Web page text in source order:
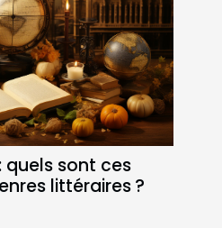
quels sont ces
littéraires ?